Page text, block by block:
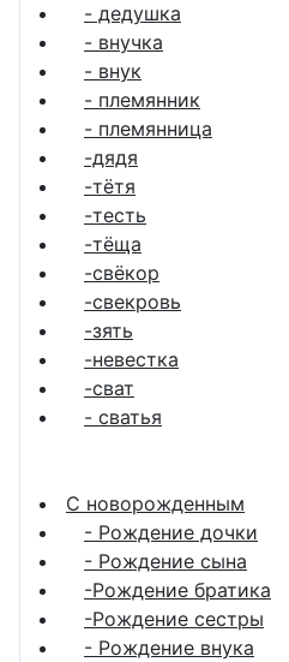
- дедушка
- внучка
- внук
- племянник
- племянница
-дядя
-тётя
-тесть
-тёща
-свёкор
-свекровь
-зять
-невестка
-сват
- сватья
С новорожденным
- Рождение дочки
- Рождение сына
-Рождение братика
-Рождение сестры
- Рождение внука